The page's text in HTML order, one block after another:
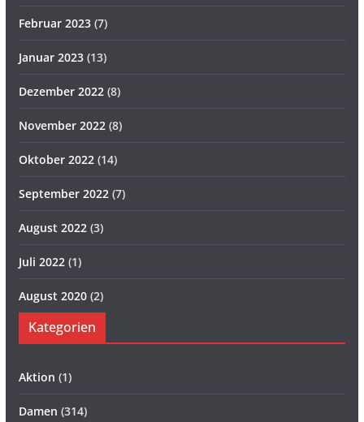
Februar 2023(7)
Januar 2023(13)
Dezember 2022(8)
November 2022(8)
Oktober 2022(14)
September 2022(7)
August 2022(3)
Juli 2022(1)
August 2020(2)
Kategorien
Aktion (1)
Damen (314)